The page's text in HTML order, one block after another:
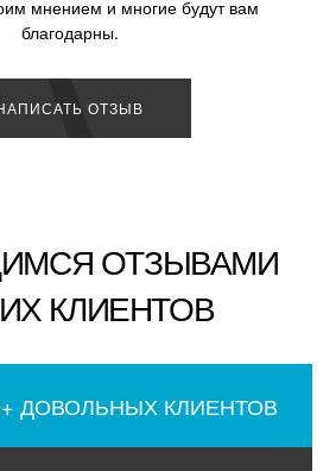
мнением и многие будут вам
благодарны.
ОТЗЫВ
ОТЗЫВАМИ
КЛИЕНТОВ
ДОВОЛЬНЫХ КЛИЕНТОВ